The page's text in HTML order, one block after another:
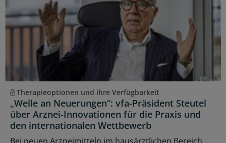
Therapieoptionen und ihre Verfügbarkeit
„Welle an Neuerungen“: vfa-Präsident Steutel
über Arznei-Innovationen für die Praxis und
den internationalen Wettbewerb